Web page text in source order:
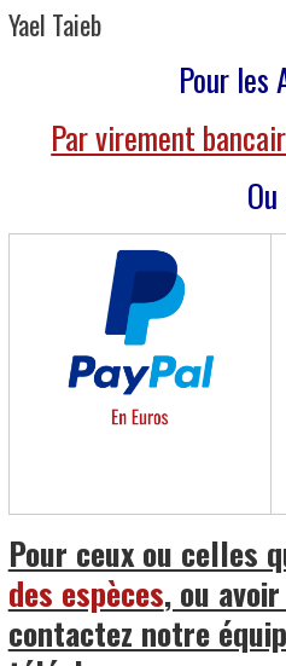
Yael Taieb
Pour les
Par virement
Pour ceux ou celles
des espèces, ou
contactez notre